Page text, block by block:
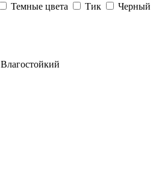
Темные цвета Тик
Черный
Влагостойкий